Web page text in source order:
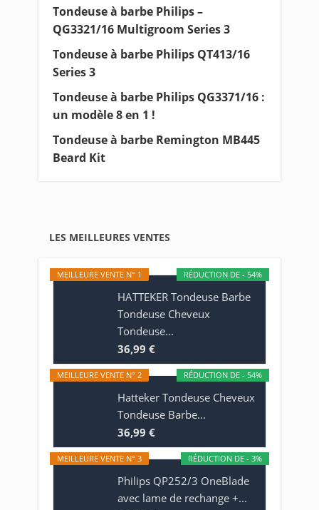
Tondeuse à barbe Philips –
QG3321/16 Multigroom Series 3
Tondeuse à barbe Philips QT413/16
Series 3
Tondeuse à barbe Philips QG3371/16 :
un modèle 8 en 1 !
Tondeuse à barbe Remington MB445
Beard Kit
LES MEILLEURES VENTES
RÉDUCTION DE - 54%
MEILLEURE VENTE N° 1
HATTEKER Tondeuse Barbe
Tondeuse Cheveux
Tondeuse...
36,99 €
RÉDUCTION DE - 54%
MEILLEURE VENTE N° 2
Hatteker Tondeuse Cheveux
Tondeuse Barbe...
36,99 €
RÉDUCTION DE - 3%
MEILLEURE VENTE N° 3
Philips QP252/3 OneBlade
avec lame de rechange +...